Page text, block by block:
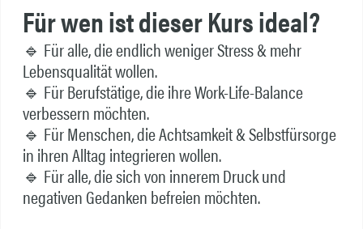
Für wen ist dieser Kurs ideal?
🔹 Für alle, die endlich weniger Stress & mehr
Lebensqualität wollen.
🔹 Für Berufstätige, die ihre Work-Life-Balance
verbessern möchten.
🔹 Für Menschen, die Achtsamkeit & Selbstfürsorge
in ihren Alltag integrieren wollen.
🔹 Für alle, die sich von innerem Druck und
negativen Gedanken befreien möchten.